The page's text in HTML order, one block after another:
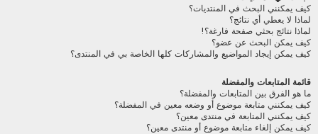
كيف يمكنني البحث في المنتديات؟
لماذا لا يعطي أي نتائج؟
لماذا نتائج بحثي صفحة فارغة؟!
كيف يمكن البحث عن عضو؟
كيف يمكن إيجاد المواضيع والمشاركات كلها الخاصة بي في المنتدى؟
قائمة المتابعات والمفضلة
ما هو الفرق بين المتابعات والمفضلة؟
كيف يمكنني متابعة موضوع أو وضعه معين في المفضلة؟
كيف يمكنني المتابعة في منتدى معين؟
كيف يمكن إلغاء متابعة موضوع أو منتدى معين؟